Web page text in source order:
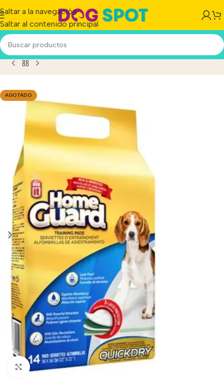
Saltar a la navegación
Saltar al contenido principal
Absorbentes Home guard Perro 56 x 56 cm x 14 Unid
AGOTADO
Haga clic para ampliar